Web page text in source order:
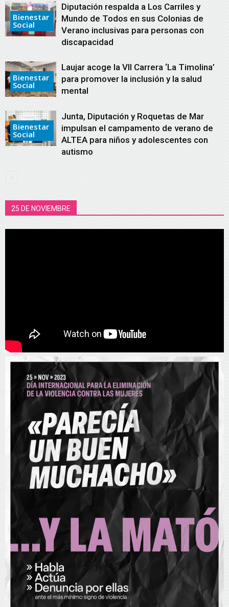
Bienestar
Social
Diputación respalda a Los Carriles y
Mundo de Todos en sus Colonias de
Verano inclusivas para personas con
discapacidad
Bienestar
Social
Laujar acoge la VII Carrera ‘La Timolina’
para promover la inclusión y la salud
mental
Bienestar
Social
Junta, Diputación y Roquetas de Mar
impulsan el campamento de verano de
ALTEA para niños y adolescentes con
autismo
25 DE NOVIEMBRE